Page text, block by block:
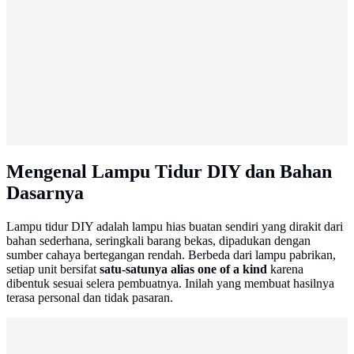
Mengenal Lampu Tidur DIY dan Bahan
Dasarnya
Lampu tidur DIY adalah lampu hias buatan sendiri yang dirakit dari
bahan sederhana, seringkali barang bekas, dipadukan dengan
sumber cahaya bertegangan rendah. Berbeda dari lampu pabrikan,
setiap unit bersifat satu-satunya alias one of a kind karena
dibentuk sesuai selera pembuatnya. Inilah yang membuat hasilnya
terasa personal dan tidak pasaran.